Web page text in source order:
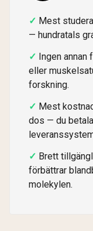
Mest
— hundratals
Ingen annan
eller
forskning.
Mest
dos — du
Brett
förbättrar
molekylen.